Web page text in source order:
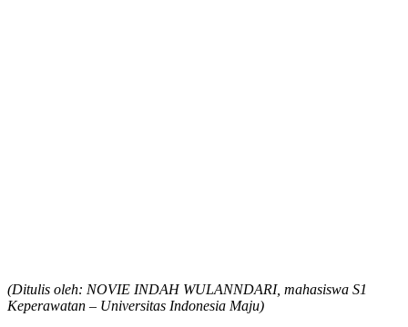
(Ditulis oleh: NOVIE INDAH WULANNDARI, mahasiswa S1
Keperawatan – Universitas Indonesia Maju)